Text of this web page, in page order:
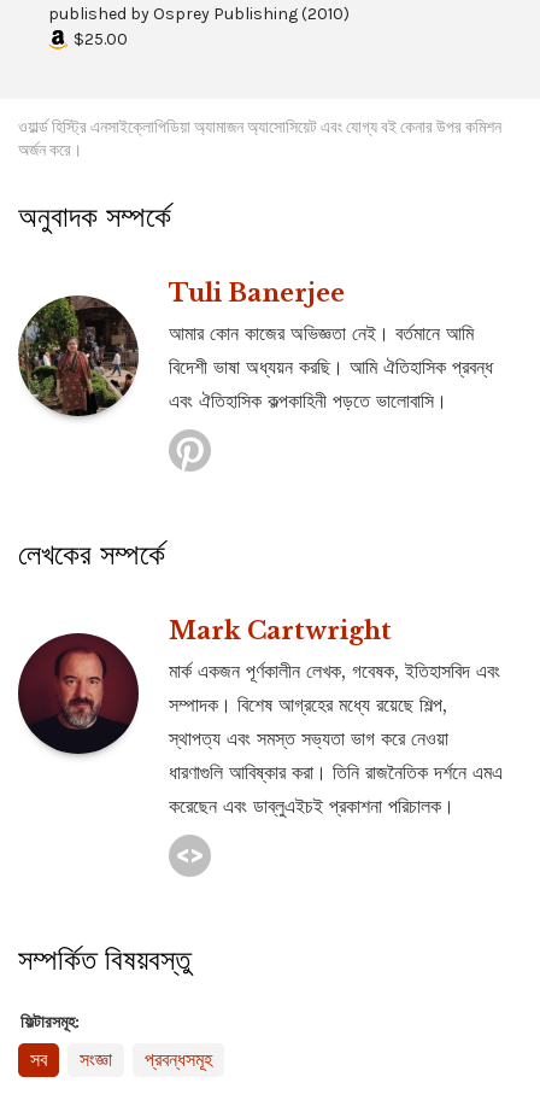
published byOsprey Publishing(2010)
$25.00
ওয়ার্ল্ড হিস্ট্রি এনসাইক্লোপিডিয়া অ্যামাজন অ্যাসোসিয়েট এবং যোগ্য বই কেনার উপর কমিশন
অর্জন করে।
অনুবাদক সম্পর্কে
Tuli Banerjee
আমার কোন কাজের অভিজ্ঞতা নেই। বর্তমানে আমি
বিদেশী ভাষা অধ্যয়ন করছি। আমি ঐতিহাসিক প্রবন্ধ
এবং ঐতিহাসিক কল্পকাহিনী পড়তে ভালোবাসি।
লেখকের সম্পর্কে
Mark Cartwright
মার্ক একজন পূর্ণকালীন লেখক, গবেষক, ইতিহাসবিদ এবং
সম্পাদক। বিশেষ আগ্রহের মধ্যে রয়েছে শিল্প,
স্থাপত্য এবং সমস্ত সভ্যতা ভাগ করে নেওয়া
ধারণাগুলি আবিষ্কার করা। তিনি রাজনৈতিক দর্শনে এমএ
করেছেন এবং ডাব্লুএইচই প্রকাশনা পরিচালক।
সম্পর্কিত বিষয়বস্তু
ফিল্টারসমূহ:
সব সংজ্ঞা প্রবন্ধসমূহ